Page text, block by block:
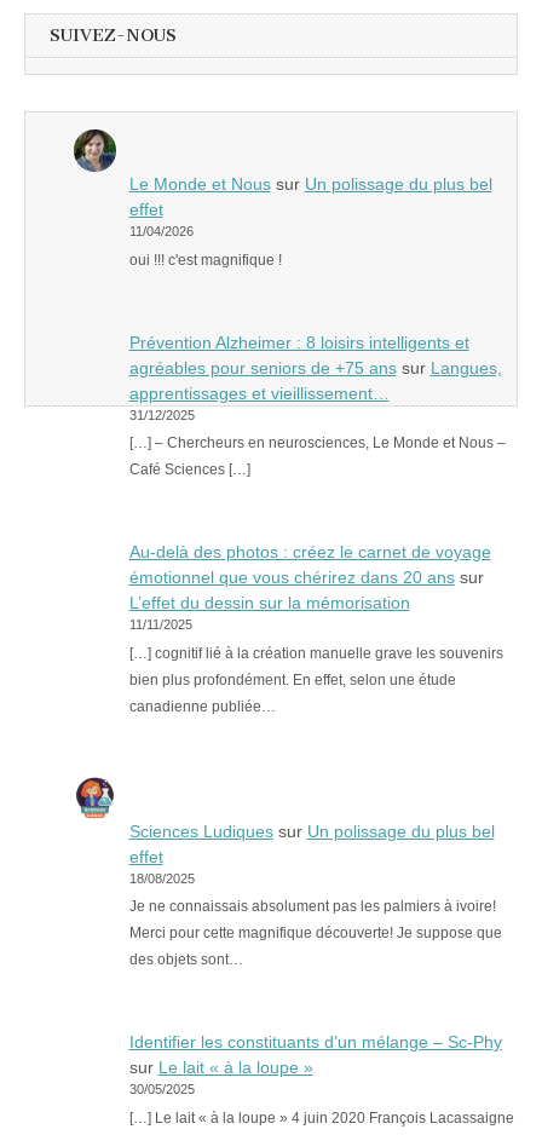
SUIVEZ-NOUS
Le Monde et Noussur Un polissage du plus bel
effet
11/04/2026
oui !!! c'est magnifique !
Prévention Alzheimer : 8 loisirs intelligents et
agréables pour seniors de +75 anssur Langues,
apprentissages et vieillissement…
31/12/2025
[…] – Chercheurs en neurosciences, Le Monde et Nous –
Café Sciences […]
Au-delà des photos : créez le carnet de voyage
émotionnel que vous chérirez dans 20 anssur
L’effet du dessin sur la mémorisation
11/11/2025
[…] cognitif lié à la création manuelle grave les souvenirs
bien plus profondément. En effet, selon une étude
canadienne publiée…
Sciences Ludiquessur Un polissage du plus bel
effet
18/08/2025
Je ne connaissais absolument pas les palmiers à ivoire!
Merci pour cette magnifique découverte! Je suppose que
des objets sont…
Identifier les constituants d’un mélange – Sc-Phy
sur Le lait « à la loupe »
30/05/2025
[…] Le lait « à la loupe » 4 juin 2020 François Lacassaigne